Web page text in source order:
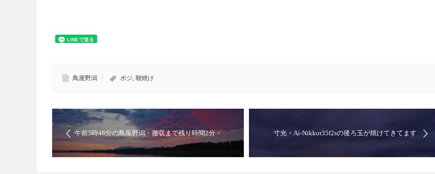
鳥屋野潟 ポジ 朝焼け
午前5時48分の鳥屋野潟・撤収まで残り時間2分・
Ricoh gr2
寸光・Ai-Nikkor35f2sの後ろ玉が焼けてきてます